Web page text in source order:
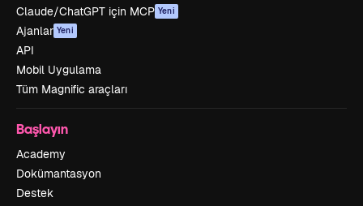
Claude/ChatGPT için MCP Yeni
Ajanlar Yeni
API
Mobil Uygulama
Tüm Magnific araçları
Başlayın
Academy
Dokümantasyon
Destek